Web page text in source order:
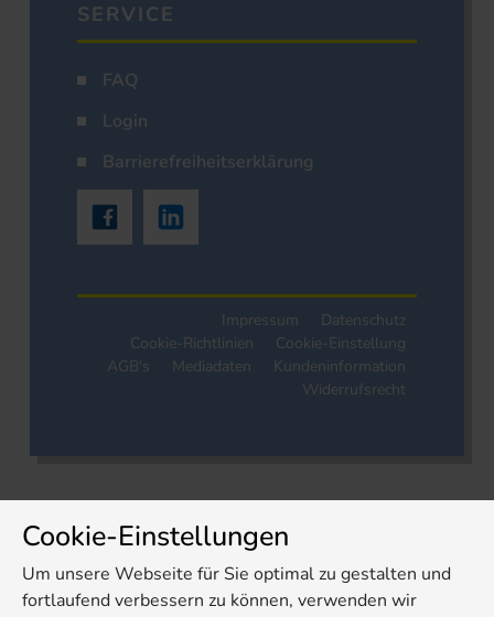
SERVICE
FAQ
Login
Barrierefreiheitserklärung
Impressum
Datenschutz
Cookie-Richtlinien
Cookie-Einstellung
AGB's
Mediadaten
Kundeninformation
Widerrufsrecht
Cookie-Einstellungen
Um unsere Webseite für Sie optimal zu gestalten und
fortlaufend verbessern zu können, verwenden wir